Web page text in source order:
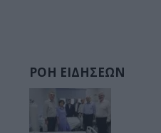
ΡΟΗ ΕΙΔΗΣΕΩΝ